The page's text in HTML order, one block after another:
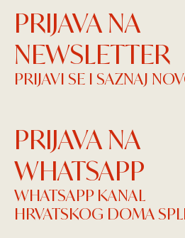
PRIJAVA NA
NEWSLETTER
PRIJAVI SE I SAZNAJ
PRIJAVA NA
WHATSAPP
WHATSAPP KANAL
HRVATSKOG DOMA